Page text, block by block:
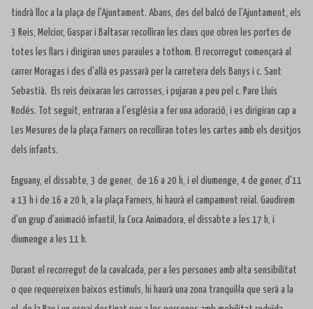
tindrà lloc a la plaça de l'Ajuntament. Abans, des del balcó de l'Ajuntament, els
3 Reis, Melcior, Gaspar i Baltasar recolliran les claus que obren les portes de
totes les llars i dirigiran unes paraules a tothom. El recorregut començarà al
carrer Moragas i des d'allà es passarà per la carretera dels Banys i c. Sant
Sebastià. Els reis deixaran les carrosses, i pujaran a peu pel c. Pare Lluís
Rodés. Tot seguit, entraran a l'església a fer una adoració, i es dirigiran cap a
Les Mesures de la plaça Farners on recolliran totes les cartes amb els desitjos
dels infants.
Enguany, el dissabte, 3 de gener, de 16 a 20 h, i el diumenge, 4 de gener, d'11
a 13 h i de 16 a 20 h, a la plaça Farners, hi haurà el campament reial. Gaudirem
d'un grup d'animació infantil, la Cuca Animadora, el dissabte a les 17 h, i
diumenge a les 11 h.
Durant el recorregut de la cavalcada, per a les persones amb alta sensibilitat
o que requereixen baixos estímuls, hi haurà una zona tranquil·la que serà a la